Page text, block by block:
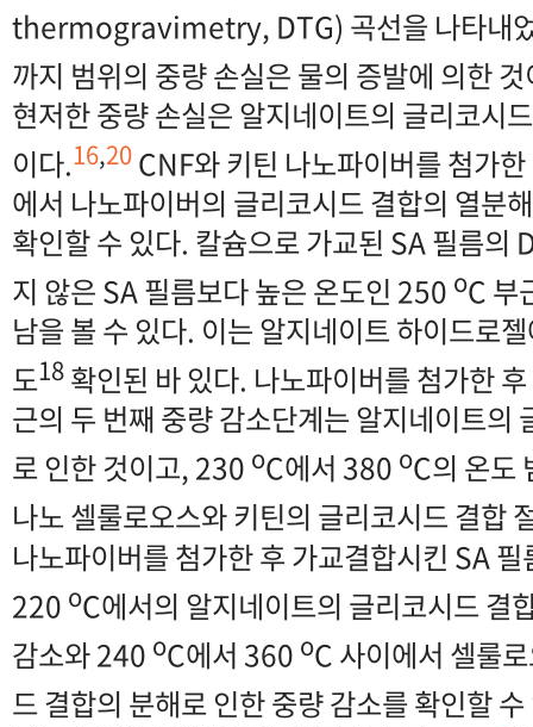
thermogravimetry, DTG) 곡선을 나타내
까지 범위의 중량 손실은 물의 증발에 의한
현저한 중량 손실은 알지네이트의 글리코시
이다.16,20CNF와 키틴 나노파이버를 첨가
에서 나노파이버의 글리코시드 결합의 열분
확인할 수 있다. 칼슘으로 가교된 SA 필름의
지 않은 SA 필름보다 높은 온도인 250 oC 부
남을 볼 수 있다. 이는 알지네이트 하이드로
도18확인된 바 있다. 나노파이버를 첨가한
근의 두 번째 중량 감소단계는 알지네이트의
로 인한 것이고, 230 oC에서 380 oC의 온도
나노 셀룰로오스와 키틴의 글리코시드 결합
나노파이버를 첨가한 후 가교결합시킨 SA
220 oC에서의 알지네이트의 글리코시드 결
감소와 240 oC에서 360 oC 사이에서 셀룰
드 결합의 분해로 인한 중량 감소를 확인할